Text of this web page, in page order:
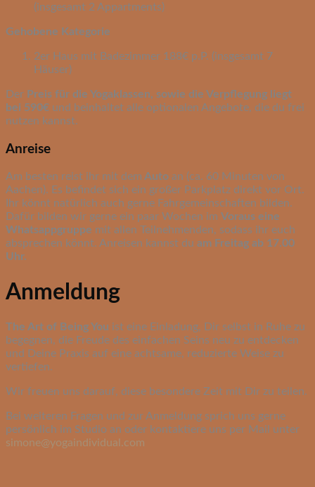
(insgesamt 2 Appartments)
Gehobene Kategorie
2er Haus mit Badezimmer 188€ p.P. (insgesamt 7
Häuser)
Der Preis für die Yogaklassen, sowie die Verpflegung liegt
bei 590€ und beinhaltet alle optionalen Angebote, die du frei
nutzen kannst.
Anreise
Am besten reist ihr mit dem Auto an (ca. 60 Minuten von
Aachen). Es befindet sich ein großer Parkplatz direkt vor Ort.
Ihr könnt natürlich auch gerne Fahrgemeinschaften bilden.
Dafür bilden wir gerne ein paar Wochen im Voraus eine
Whatsappgruppe mit allen Teilnehmenden, sodass ihr euch
absprechen könnt. Anreisen kannst du am Freitag ab 17.00
Uhr.
Anmeldung
The Art of Being You ist eine Einladung, Dir selbst in Ruhe zu
begegnen, die Freude des einfachen Seins neu zu entdecken
und Deine Praxis auf eine achtsame, reduzierte Weise zu
vertiefen.
Wir freuen uns darauf, diese besondere Zeit mit Dir zu teilen.
Bei weiteren Fragen und zur Anmeldung sprich uns gerne
persönlich im Studio an oder kontaktiere uns per Mail unter
simone@yogaindividual.com